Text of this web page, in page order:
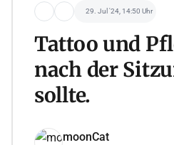
29. Jul '24, 14:50 Uhr
Tattoo und
nach der
sollte.
moonCat